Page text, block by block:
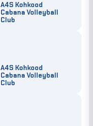
A4S Kohkood
Cabana Volleyball
Club
A4S Kohkood
Cabana Volleyball
Club